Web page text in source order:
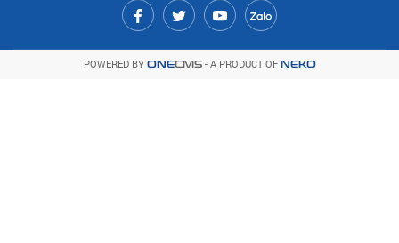
POWERED BY ONECMS- A PRODUCT OF NEKO